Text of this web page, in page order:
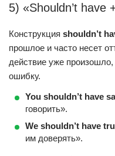
5) «Shouldn’t
Конструкция shouldn’t
прошлое и часто несет
действие уже произошло,
ошибку.
You shouldn’t have
говорить».
We shouldn’t have
им доверять».